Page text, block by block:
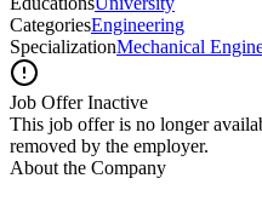
CategoriesEngineering
SpecializationMechanical
Job Offer Inactive
This job offer is no longer
removed by the employer.
About the Company